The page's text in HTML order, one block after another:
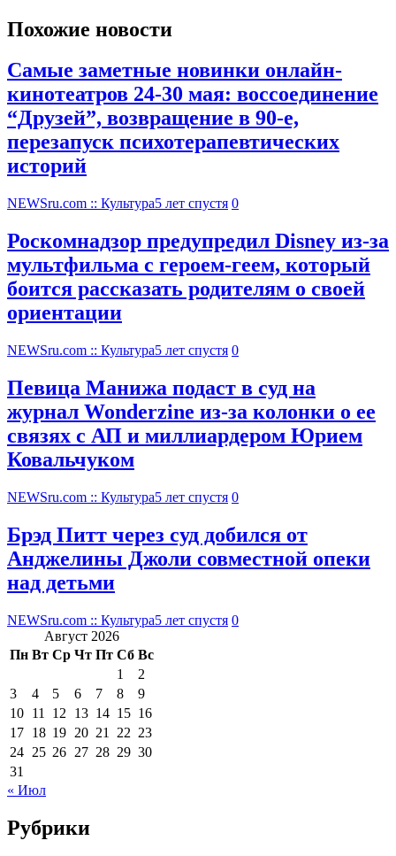
Похожие новости
Самые заметные новинки онлайн-
кинотеатров 24-30 мая: воссоединение
“Друзей”, возвращение в 90-е,
перезапуск психотерапевтических
историй
NEWSru.com :: Культура5 лет спустя 0
Роскомнадзор предупредил Disney из-за
мультфильма c героем-геем, который
боится рассказать родителям о своей
ориентации
NEWSru.com :: Культура5 лет спустя 0
Певица Манижа подаст в суд на
журнал Wonderzine из-за колонки о ее
связях с АП и миллиардером Юрием
Ковальчуком
NEWSru.com :: Культура5 лет спустя 0
Брэд Питт через суд добился от
Анджелины Джоли совместной опеки
над детьми
NEWSru.com :: Культура5 лет спустя 0
Август 2026
Пн Вт Ср Чт Пт Сб Вс
1
2
3
4 5 6 7 8
9
10 11 12 13 14 15 16
17 18 19 20 21 22 23
24 25 26 27 28 29 30
31
« Июл
Рубрики